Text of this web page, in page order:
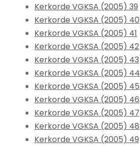
Kerkorde VGKSA (2005) 39
Kerkorde VGKSA (2005) 40
Kerkorde VGKSA (2005) 41
Kerkorde VGKSA (2005) 42
Kerkorde VGKSA (2005) 43
Kerkorde VGKSA (2005) 44
Kerkorde VGKSA (2005) 45
Kerkorde VGKSA (2005) 46
Kerkorde VGKSA (2005) 47
Kerkorde VGKSA (2005) 48
Kerkorde VGKSA (2005) 49